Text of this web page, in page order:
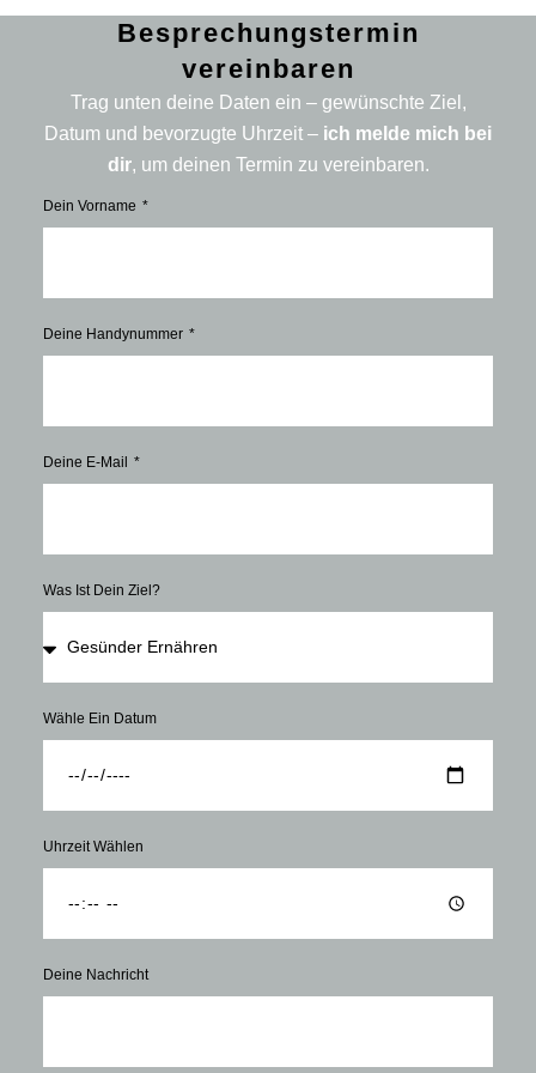
Besprechungstermin
vereinbaren
Trag unten deine Daten ein – gewünschte Ziel,
Datum und bevorzugte Uhrzeit – ich melde mich bei
dir, um deinen Termin zu vereinbaren.
Dein Vorname
Deine Handynummer
Deine E-Mail
Was Ist Dein Ziel?
Wähle Ein Datum
Uhrzeit Wählen
Deine Nachricht